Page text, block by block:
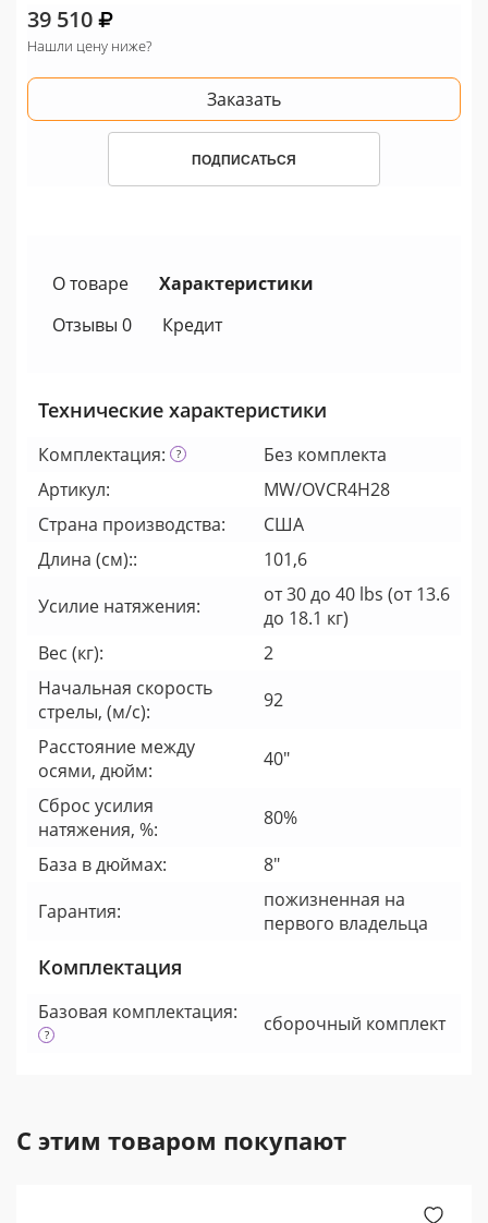
39 510
Нашли цену ниже?
Заказать
ПОДПИСАТЬСЯ
О товаре
Характеристики
Отзывы 0
Кредит
Технические характеристики
Комплектация:
Без комплекта
Артикул:
MW/OVCR4H28
Страна производства:
США
Длина (см)::
101,6
Усилие натяжения:
от 30 до 40 lbs (от 13.6
до 18.1 кг)
Вес (кг):
2
Начальная скорость
стрелы, (м/с):
92
Расстояние между
осями, дюйм:
40"
Сброс усилия
натяжения, %:
80%
База в дюймах:
8"
Гарантия:
пожизненная на
первого владельца
Комплектация
Базовая комплектация: cборочный комплект
С этим товаром покупают